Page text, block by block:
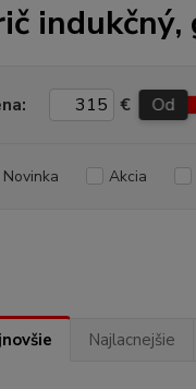
€ Od
Novinka Akcia
Najlacnejšie